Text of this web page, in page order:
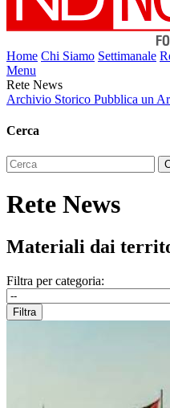
Home Chi Siamo Settimanale
Menu
Rete News
Archivio Storico Pubblica un
Cerca
Rete News
Materiali dai
Filtra per categoria: